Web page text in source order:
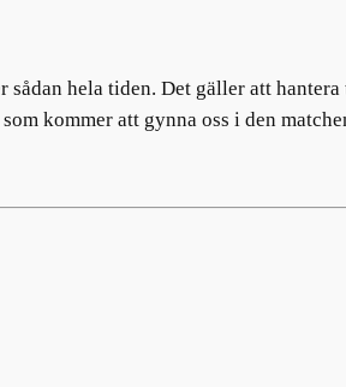
hela tiden. Det gäller att
kommer att gynna oss i den